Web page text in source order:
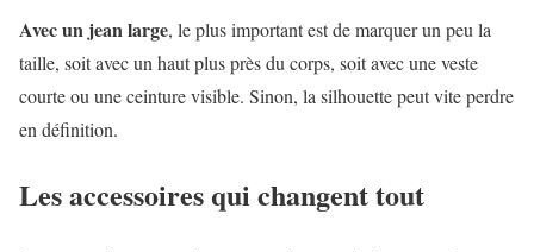
Avec un jean large, le plus important est de marquer un peu la
taille, soit avec un haut plus près du corps, soit avec une veste
courte ou une ceinture visible. Sinon, la silhouette peut vite perdre
en définition.
Les accessoires qui changent tout